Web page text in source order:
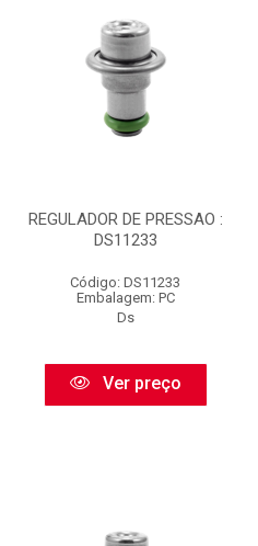
REGULADOR DE PRESSAO :
DS11233
Código: DS11233
Embalagem: PC
Ds
Ver preço